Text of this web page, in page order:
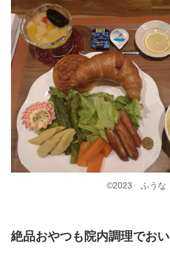
©2023 ふうな
絶品おやつも院内調理でお